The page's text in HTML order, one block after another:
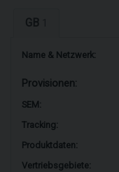
GB
Name & Netzwerk:
Provisionen:
SEM:
Tracking:
Produktdaten:
Vertriebsgebiete: